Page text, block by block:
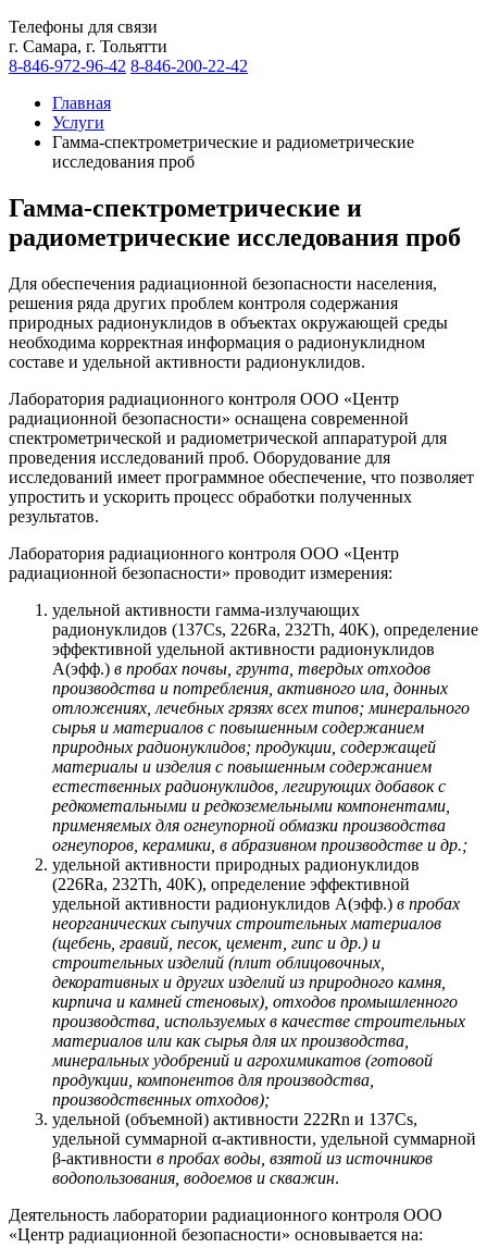
Телефоны для связи
г. Самара, г. Тольятти
8-846-972-96-42 8-846-200-22-42
Главная
Услуги
Гамма-спектрометрические и радиометрические
исследования проб
Гамма-спектрометрические и
радиометрические исследования проб
Для обеспечения радиационной безопасности населения,
решения ряда других проблем контроля содержания
природных радионуклидов в объектах окружающей среды
необходима корректная информация о радионуклидном
составе и удельной активности радионуклидов.
Лаборатория радиационного контроля ООО «Центр
радиационной безопасности» оснащена современной
спектрометрической и радиометрической аппаратурой для
проведения исследований проб. Оборудование для
исследований имеет программное обеспечение, что позволяет
упростить и ускорить процесс обработки полученных
результатов.
Лаборатория радиационного контроля ООО «Центр
радиационной безопасности» проводит измерения:
удельной активности гамма-излучающих
радионуклидов (137Cs, 226Ra, 232Th, 40K), определение
эффективной удельной активности радионуклидов
А(эфф.) в пробах почвы, грунта, твердых отходов
производства и потребления, активного ила, донных
отложениях, лечебных грязях всех типов; минерального
сырья и материалов с повышенным содержанием
природных радионуклидов; продукции, содержащей
материалы и изделия с повышенным содержанием
естественных радионуклидов, легирующих добавок с
редкометальными и редкоземельными компонентами,
применяемых для огнеупорной обмазки производства
огнеупоров, керамики, в абразивном производстве и др.;
удельной активности природных радионуклидов
(226Ra, 232Th, 40K), определение эффективной
удельной активности радионуклидов А(эфф.) в пробах
неорганических сыпучих строительных материалов
(щебень, гравий, песок, цемент, гипс и др.) и
строительных изделий (плит облицовочных,
декоративных и других изделий из природного камня,
кирпича и камней стеновых), отходов промышленного
производства, используемых в качестве строительных
материалов или как сырья для их производства,
минеральных удобрений и агрохимикатов (готовой
продукции, компонентов для производства,
производственных отходов);
удельной (объемной) активности 222Rn и 137Cs,
удельной суммарной α-активности, удельной суммарной
β-активности в пробах воды, взятой из источников
водопользования, водоемов и скважин.
Деятельность лаборатории радиационного контроля ООО
«Центр радиационной безопасности» основывается на: